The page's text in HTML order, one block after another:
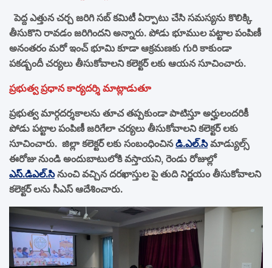
పెద్ద ఎత్తున చర్చ జరిగి సబ్ కమిటీ ఏర్పాటు చేసి సమస్యను కొలిక్కి
తీసుకొని రావడం జరిగిందని అన్నారు. పోడు భూముల పట్టాల పంపిణీ
అనంతరం మరో ఇంచ్ భూమి కూడా ఆక్రమణకు గురి కాకుండా
పకడ్బందీ చర్యలు తీసుకోవాలని కలెక్టర్ లకు ఆయన సూచించారు.
ప్రభుత్వ ప్రధాన కార్యదర్శి మాట్లాడుతూ
ప్రభుత్వ మార్గదర్శకాలను తూచ తప్పకుండా పాటిస్తూ అర్హులందరికీ
పోడు పట్టాల పంపిణీ జరిగేలా చర్యలు తీసుకోవాలని కలెక్టర్ లకు
సూచించారు. జిల్లా కలెక్టర్ లకు సంబంధించినడి.ఎల్.సిమాడ్యుల్స్
ఈరోజు నుండి అందుబాటులోకి వస్తాయని, రెండు రోజుల్లో
ఎస్.డి‌ఎల్.సినుంచి వచ్చిన దరఖాస్తుల పై తుది నిర్ణయం తీసుకోవాలని
కలెక్టర్ లను సీఎస్ ఆదేశించారు.